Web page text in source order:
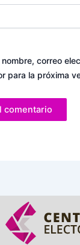
nombre, correo
para la próxima